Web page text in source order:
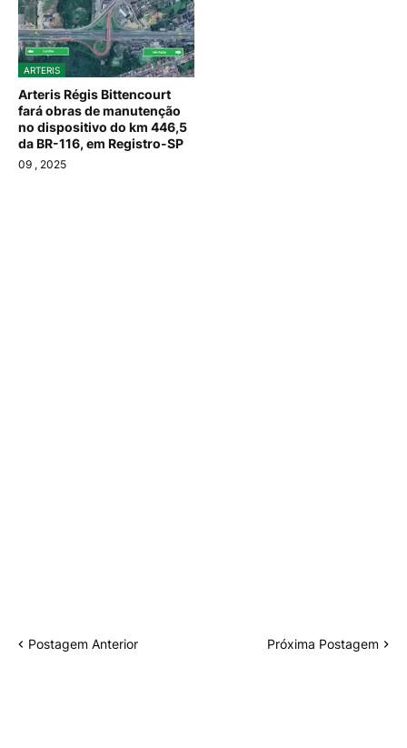
ARTERIS
Arteris Régis Bittencourt
fará obras de manutenção
no dispositivo do km 446,5
da BR-116, em Registro-SP
09 , 2025
Postagem Anterior Próxima Postagem